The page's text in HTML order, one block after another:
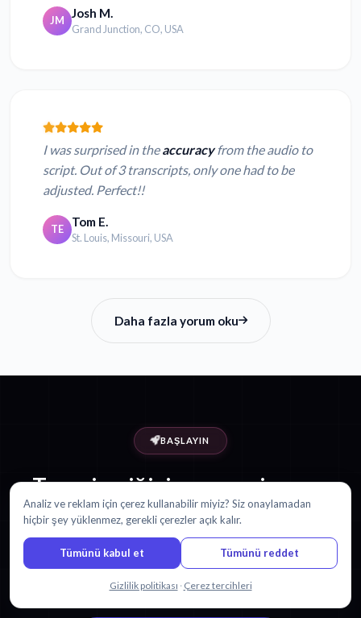
JM Josh M.
Grand Junction, CO, USA
I was surprised in theaccuracyfrom the audio to
script. Out of 3 transcripts, only one had to be
adjusted. Perfect!!
TE Tom E.
St. Louis, Missouri, USA
Daha fazla yorum oku
BAŞLAYIN
Tayca içeriğini şuna çevirmeye
hazır mısınız:
Bengalce?
30 dakika ücretsiz ile başlayın. Kredi kartı gerekmez.
Bizimle sohbet edin
Analiz ve reklam için çerez kullanabilir miyiz? Siz onaylamadan
hiçbir şey yüklenmez, gerekli çerezler açık kalır.
Tümünü kabul et Tümünü reddet
Gizlilik politikası · Çerez tercihleri